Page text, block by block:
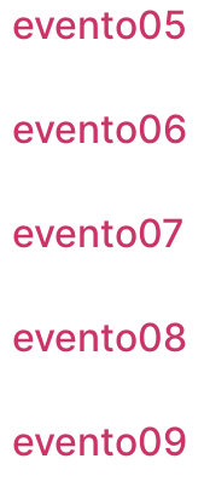
evento05
evento06
evento07
evento08
evento09